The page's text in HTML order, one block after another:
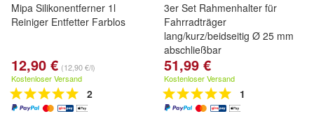
Mipa Silikonentferner 1l
Reiniger Entfetter Farblos
12,90 € (12,90 €/l)
Kostenloser Versand
2
3er Set Rahmenhalter für
Fahrradträger
lang/kurz/beidseitig Ø 25 mm
abschließbar
51,99 €
Kostenloser Versand
1